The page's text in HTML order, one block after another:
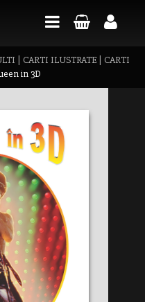
CARTI ILUSTRATE
CARTI
in 3D